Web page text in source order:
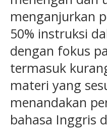
menganjurkan
50% instruksi
dengan fokus
termasuk
materi yang
menandakan
bahasa Inggris